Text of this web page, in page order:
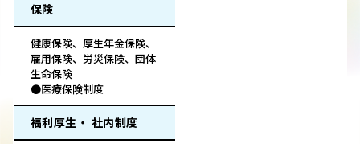
保険
健康保険、厚生年金保険、
雇用保険、労災保険、団体
生命保険
●医療保険制度
福利厚生・ 社内制度